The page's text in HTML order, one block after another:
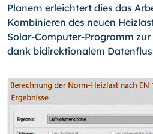
Planern erleichtert dies das
Kombinieren des neuen
Solar-Computer-Programm
dank bidirektionalem